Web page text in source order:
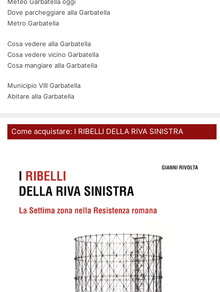
Meteo Garbatella oggi
Dove parcheggiare alla Garbatella
Metro Garbatella
Cosa vedere alla Garbatella
Cosa vedere vicino Garbatella
Cosa mangiare alla Garbatella
Municipio VIII Garbatella
Abitare alla Garbatella
Come acquistare: I RIBELLI DELLA RIVA SINISTRA